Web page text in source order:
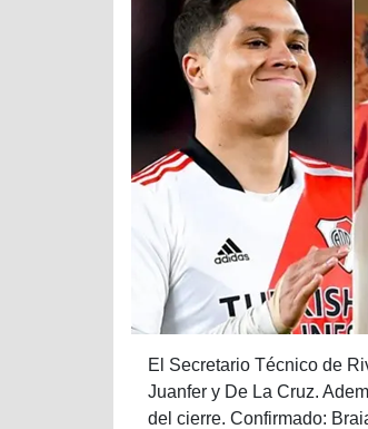
El Secretario Técnico de
Juanfer y De La Cruz.
del cierre. Confirmado: